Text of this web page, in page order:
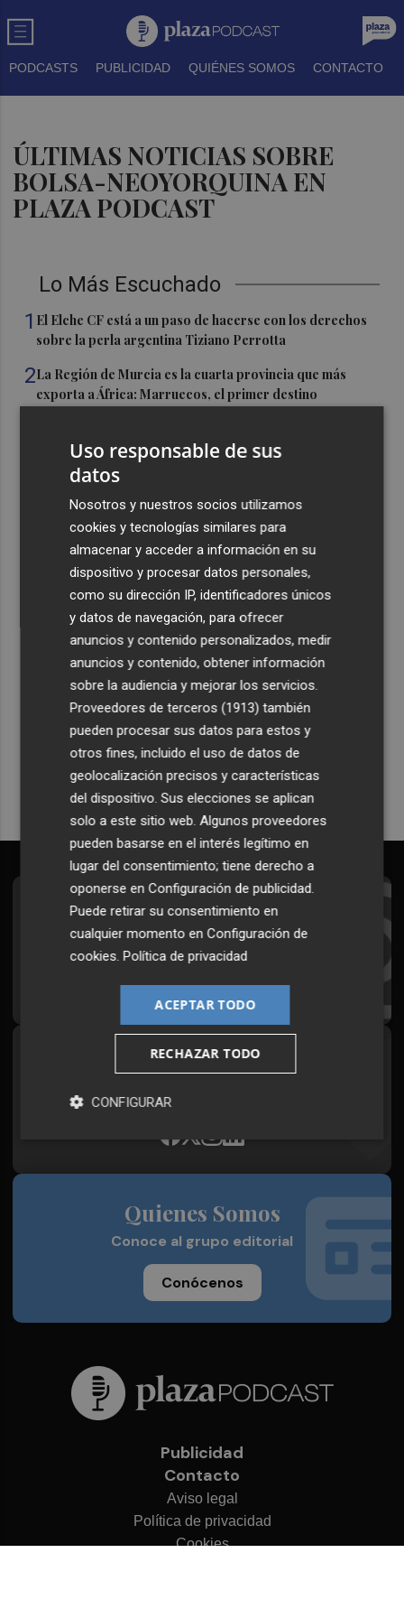
PODCASTS PUBLICIDAD QUIÉNES SOMOS CONTACTO
ÚLTIMAS NOTICIAS SOBRE
BOLSA-NEOYORQUINA EN
PLAZA PODCAST
Lo Más Escuchado
1 El Elche CF está a un paso de hacerse con los derechos
sobre la perla argentina Tiziano Perrotta
2La Región de Murcia es la cuarta provincia que más
exporta a África: Marruecos, el primer destino
con cinco días de actividades
La Todolella recibe 340.000 euros del Consell para
reabrir la ermita de Sant Cristòfol tras su cierre en 2021
El Xixo Xixero llena de tradición y ambiente la Playa
Casablanca de Almenara
Recibe toda la actualidad de
Plaza Podcast en tu correo
Quiero suscribirme
Suscríbete al Boletín
Todos los días a primera hora en tu email
¡Quiero suscribirme!
Síguenos en redes
Plaza Podcast, desde cualquier medio
Quienes Somos
Conoce al grupo editorial
Conócenos
Publicidad
Contacto
Aviso legal
Política de privacidad
Cookies
Uso responsable de sus
datos
Nosotros y nuestros socios utilizamos
cookies y tecnologías similares para
almacenar y acceder a información en su
dispositivo y procesar datos personales,
como su dirección IP, identificadores únicos
y datos de navegación, para ofrecer
anuncios y contenido personalizados, medir
anuncios y contenido, obtener información
sobre la audiencia y mejorar los servicios.
Proveedores de terceros (1913) también
pueden procesar sus datos para estos y
otros fines, incluido el uso de datos de
geolocalización precisos y características
del dispositivo. Sus elecciones se aplican
solo a este sitio web. Algunos proveedores
pueden basarse en el interés legítimo en
lugar del consentimiento; tiene derecho a
oponerse enConfiguración de publicidad.
Puede retirar su consentimiento en
cualquier momento enConfiguración de
cookies.Política de privacidad
ACEPTAR TODO
RECHAZAR TODO
CONFIGURAR